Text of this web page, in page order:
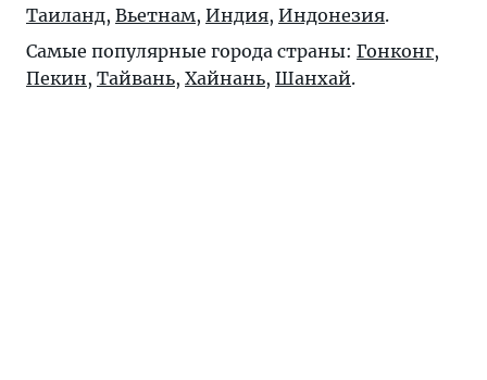
Таиланд, Вьетнам, Индия, Индонезия.
Самые популярные города страны: Гонконг,
Пекин, Тайвань, Хайнань, Шанхай.